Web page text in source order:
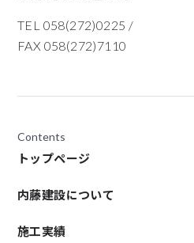
TEL 058(272)0225 /
FAX 058(272)7110
Contents
トップページ
内藤建設について
施工実績